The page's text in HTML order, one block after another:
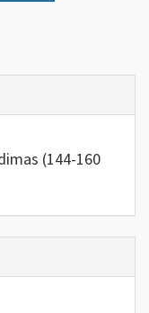
(144-160